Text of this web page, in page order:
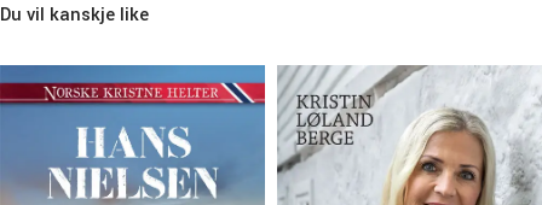
Du vil kanskje like